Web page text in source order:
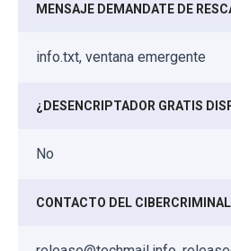
MENSAJE DEMANDATE DE
info.txt, ventana emergente
¿DESENCRIPTADOR GRATIS
No
CONTACTO DEL CIBERCRIMINAL